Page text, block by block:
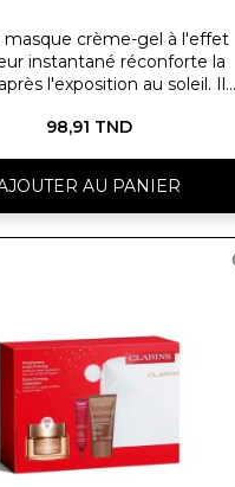
masque crème-gel à l'effet
instantané réconforte la
l'exposition au soleil. Il
grâce à l'extrait de
48 h grâce à l'extrait d'aloe
bio) et nourrit la peau
l'huile de karité. Il protège
radicaux libres (extrait de
tenuiflora)</p> <p>Type de
/>Texture : Crème</p>
98,91 TND
AU PANIER